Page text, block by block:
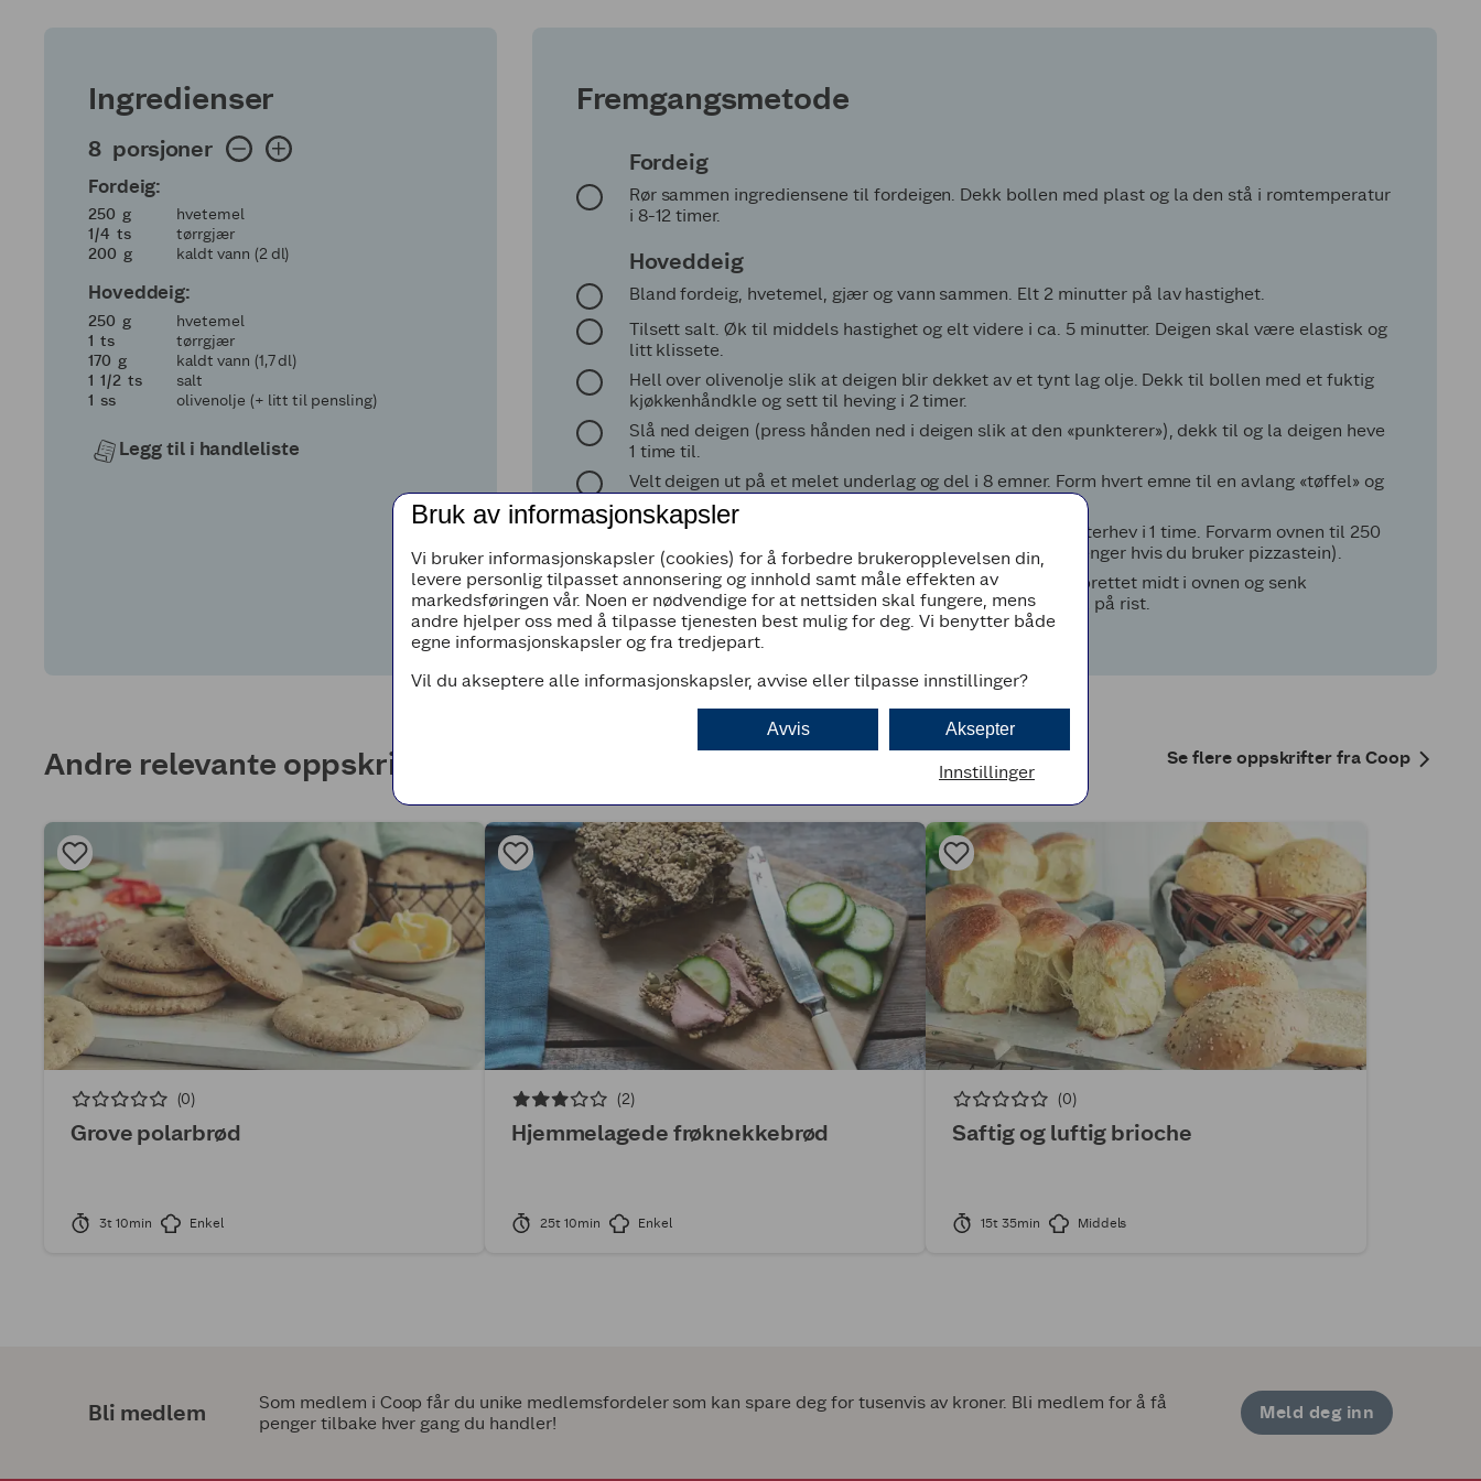
Ingredienser
8 porsjoner
8 porsjoner
Fordeig:
250
250 g
hvetemel
en fjerdedel
1/4 ts
tørrgjær
200
200 g kaldt vann (2 dl)
Hoveddeig:
250
250 g
hvetemel
11 ts
tørrgjær
170
170 g
kaldt vann (1,7 dl)
1 og en halv
1 1/2 ts
salt
11 ss olivenolje (+ litt til pensling)
Legg til i handleliste
Fremgangsmetode
Fordeig
Rør sammen ingrediensene til fordeigen. Dekk bollen med plast og la den stå i romtemperatur
i 8-12 timer.
Hoveddeig
Bland fordeig, hvetemel, gjær og vann sammen. Elt 2 minutter på lav hastighet.
Tilsett salt. Øk til middels hastighet og elt videre i ca. 5 minutter. Deigen skal være elastisk og
litt klissete.
Hell over olivenolje slik at deigen blir dekket av et tynt lag olje. Dekk til bollen med et fuktig
kjøkkenhåndkle og sett til heving i 2 timer.
Slå ned deigen (press hånden ned i deigen slik at den «punkterer»), dekk til og la deigen heve
1 time til.
Velt deigen ut på et melet underlag og del i 8 emner. Form hvert emne til en avlang «tøffel» og
legg over på et bakepapirkledd stekebrett.
Pensle plastfolie med litt olje og dekk til ciabattaene. Etterhev i 1 time. Forvarm ovnen til 250
grader når det gjenstår 30 minutter av hevetiden (eller lenger hvis du bruker pizzastein).
Sprut litt vann på ciabattaene med en sprutflaske. Sett brettet midt i ovnen og senk
temperaturen til 220 grader. Stek i 20-25 minutter. Avkjøl på rist.
Andre relevante oppskrifter Se flere oppskrifter fra Coop
(0)
Grove polarbrød
3t 10min Enkel
(2)
Hjemmelagede frøknekkebrød
25t 10min Enkel
(0)
Saftig og luftig brioche
15t 35min Middels
Bli medlem
Som medlem i Coop får du unike medlemsfordeler som kan spare deg for tusenvis av kroner. Bli medlem for å få
penger tilbake hver gang du handler!
Meld deg inn
Bruk av informasjonskapsler
Vi bruker informasjonskapsler (cookies) for å forbedre brukeropplevelsen din,
levere personlig tilpasset annonsering og innhold samt måle effekten av
markedsføringen vår. Noen er nødvendige for at nettsiden skal fungere, mens
andre hjelper oss med å tilpasse tjenesten best mulig for deg. Vi benytter både
egne informasjonskapsler og fra tredjepart.
Vil du akseptere alle informasjonskapsler, avvise eller tilpasse innstillinger?
Aksepter
Avvis
Innstillinger